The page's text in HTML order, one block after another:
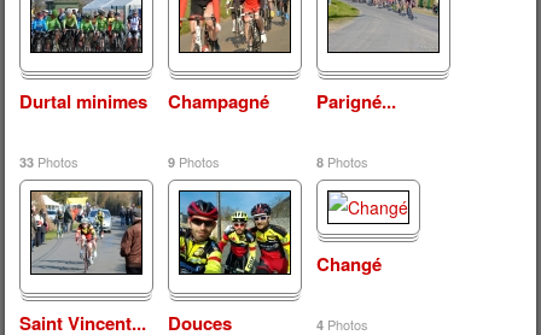
Durtal minimes
33Photos
Champagné
9Photos
Parigné...
8Photos
Saint Vincent... Douces
Changé
4Photos